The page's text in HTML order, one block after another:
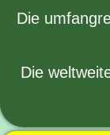
Die
Die